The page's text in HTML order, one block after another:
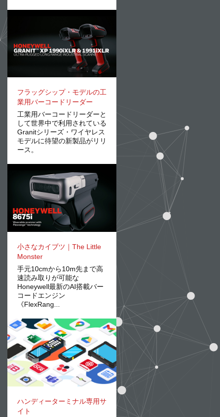
フラッグシップ・モデルの工
業用バーコードリーダー
工業用バーコードリーダーと
して世界中で利用されている
Granitシリーズ・ワイヤレス
モデルに待望の新製品がリリ
ース。
小さなカイブツ｜The Little
Monster
手元10cmから10m先まで高
速読み取りが可能な
Honeywell最新のAI搭載バー
コードエンジン
《FlexRang...
ハンディーターミナル専用サ
イト